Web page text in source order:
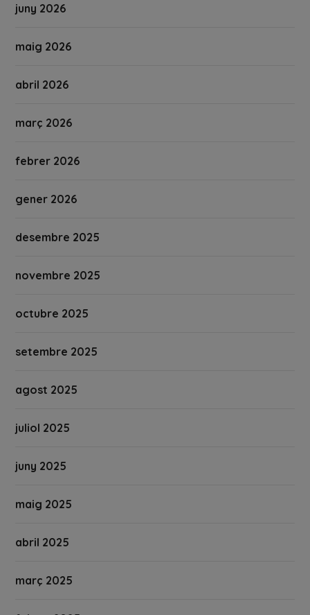
juny 2026
maig 2026
abril 2026
març 2026
febrer 2026
gener 2026
desembre 2025
novembre 2025
octubre 2025
setembre 2025
agost 2025
juliol 2025
juny 2025
maig 2025
abril 2025
març 2025